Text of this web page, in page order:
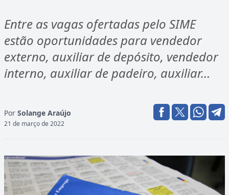
Entre as vagas ofertadas pelo SIME
estão oportunidades para vendedor
externo, auxiliar de depósito, vendedor
interno, auxiliar de padeiro, auxiliar…
Por Solange Araújo
21 de março de 2022